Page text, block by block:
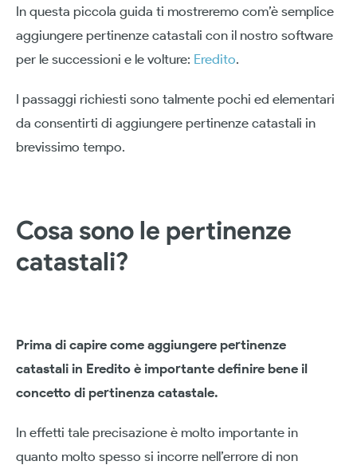
In questa piccola guida ti mostreremo com’è semplice
aggiungere pertinenze catastali con il nostro software
per le successioni e le volture: Eredito.
I passaggi richiesti sono talmente pochi ed elementari
da consentirti di aggiungere pertinenze catastali in
brevissimo tempo.
Cosa sono le pertinenze
catastali?
Prima di capire come aggiungere pertinenze
catastali in Eredito è importante definire bene il
concetto di pertinenza catastale.
In effetti tale precisazione è molto importante in
quanto molto spesso si incorre nell’errore di non